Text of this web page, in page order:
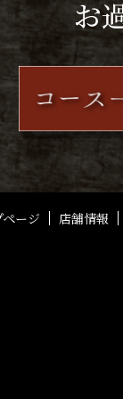
ージ 店舗情報